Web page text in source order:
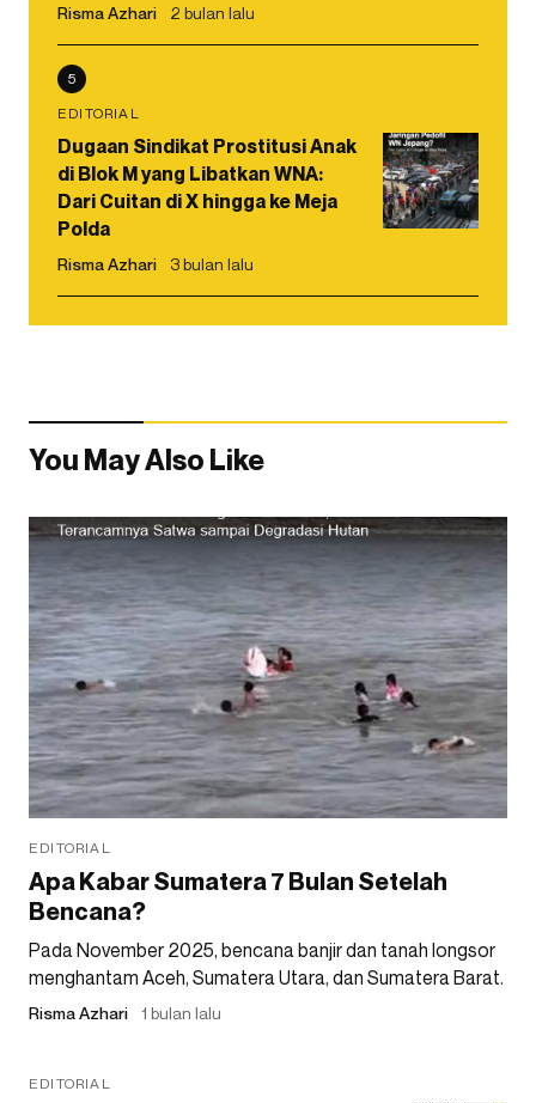
Risma Azhari 2 bulan lalu
5
EDITORIAL
Dugaan Sindikat Prostitusi Anak
di Blok M yang Libatkan WNA:
Dari Cuitan di X hingga ke Meja
Polda
Risma Azhari 3 bulan lalu
You May Also Like
EDITORIAL
Apa Kabar Sumatera 7 Bulan Setelah
Bencana?
Pada November 2025, bencana banjir dan tanah longsor
menghantam Aceh, Sumatera Utara, dan Sumatera Barat.
Risma Azhari 1 bulan lalu
EDITORIAL